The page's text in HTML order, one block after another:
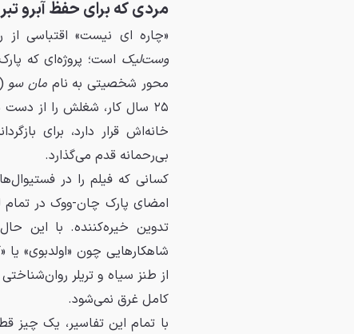
مردی که برای حفظ آبرو
«چاره ای نیست» اقتباسی از
وست‌لیک است؛ پروژه‌ای که
محور شخصیتی به ناممان سو
۲۵ سال کار، شغلش را از
خانه‌اش قرار دارد، برای
بی‌رحمانه قدم می‌گذارد.
کسانی که فیلم را در
امضای پارک چان-ووک در
تدوین خیره‌کننده. با این
شاهکارهایی چون «اولدبوی» یا
کامل غرق نمی‌شود.
با تمام این تفاسیر، یک